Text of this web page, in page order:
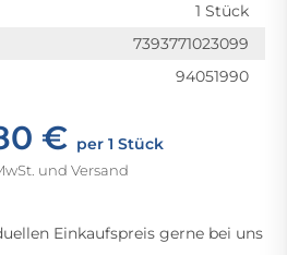
1 Stück
7393771023099
94051990
€ per 1 Stück
und Versand
Einkaufspreis gerne bei uns